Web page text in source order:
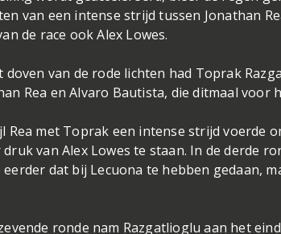
van een intense strijd tussen Jonathan
de race ook Alex Lowes.
doven van de rode lichten had Toprak
Rea en Alvaro Bautista, die ditmaal
Rea met Toprak een intense strijd voerde
van Alex Lowes te staan. In de derde
eerder dat bij Lecuona te hebben gedaan,
ronde nam Razgatlioglu aan het